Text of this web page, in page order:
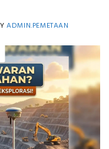
ADMIN.PEMETAAN